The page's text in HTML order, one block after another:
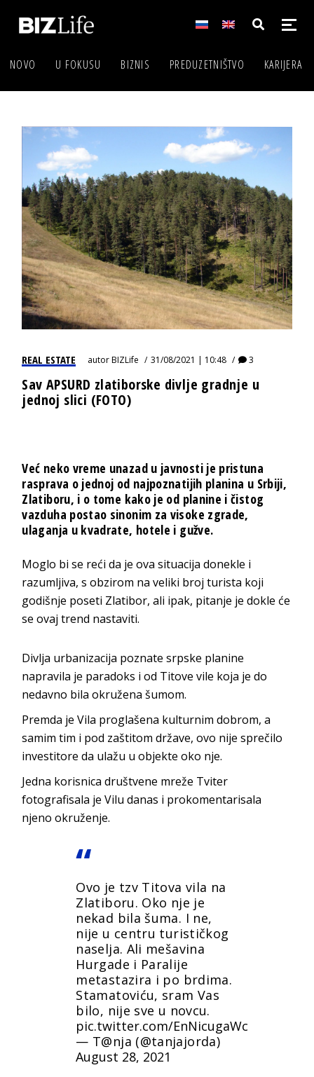
NOVO U FOKUSU BIZNIS PREDUZETNIŠTVO KARIJERA
REAL ESTATE autorBIZLife 31/08/2021 | 10:48 3
Sav APSURD zlatiborske divlje gradnje u
jednoj slici (FOTO)
Već neko vreme unazad u javnosti je pristuna
rasprava o jednoj od najpoznatijih planina u Srbiji,
Zlatiboru, i o tome kako je od planine i čistog
vazduha postao sinonim za visoke zgrade,
ulaganja u kvadrate, hotele i gužve.
Moglo bi se reći da je ova situacija donekle i
razumljiva, s obzirom na veliki broj turista koji
godišnje poseti Zlatibor, ali ipak, pitanje je dokle će
se ovaj trend nastaviti.
Divlja urbanizacija poznate srpske planine
napravila je paradoks i od Titove vile koja je do
nedavno bila okružena šumom.
Premda je Vila proglašena kulturnim dobrom, a
samim tim i pod zaštitom države, ovo nije sprečilo
investitore da ulažu u objekte oko nje.
Jedna korisnica društvene mreže Tviter
fotografisala je Vilu danas i prokomentarisala
njeno okruženje.
Ovo je tzv Titova vila na
Zlatiboru. Oko nje je
nekad bila šuma. I ne,
nije u centru turističkog
naselja. Ali mešavina
Hurgade i Paralije
metastazira i po brdima.
Stamatoviću, sram Vas
bilo, nije sve u novcu.
pic.twitter.com/EnNicugaWc
— T@nja (@tanjajorda)
August 28, 2021